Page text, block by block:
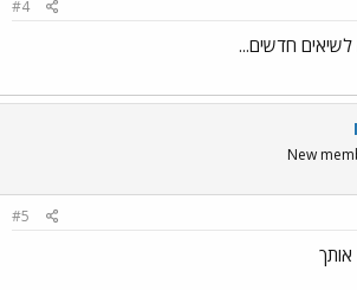
#4
חדשים...
New
#5